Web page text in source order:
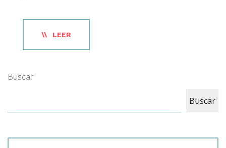
LEER
Buscar
Buscar